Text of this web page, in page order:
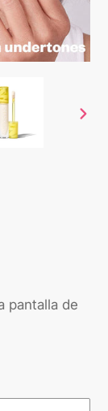
pantalla de